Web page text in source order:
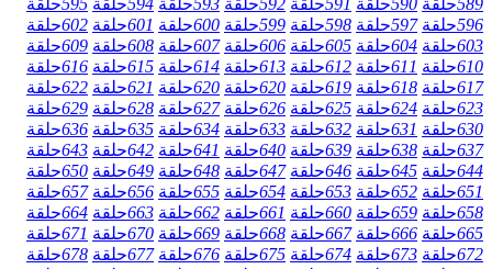
589حلقة 590حلقة 591حلقة 592حلقة 593حلقة 594حلقة 595حلقة
596حلقة 597حلقة 598حلقة 599حلقة 600حلقة 601حلقة 602حلقة
603حلقة 604حلقة 605حلقة 606حلقة 607حلقة 608حلقة 609حلقة
610حلقة 611حلقة 612حلقة 613حلقة 614حلقة 615حلقة 616حلقة
617حلقة 618حلقة 619حلقة 620حلقة 620حلقة 621حلقة 622حلقة
623حلقة 624حلقة 625حلقة 626حلقة 627حلقة 628حلقة 629حلقة
630حلقة 631حلقة 632حلقة 633حلقة 634حلقة 635حلقة 636حلقة
637حلقة 638حلقة 639حلقة 640حلقة 641حلقة 642حلقة 643حلقة
644حلقة 645حلقة 646حلقة 647حلقة 648حلقة 649حلقة 650حلقة
651حلقة 652حلقة 653حلقة 654حلقة 655حلقة 656حلقة 657حلقة
658حلقة 659حلقة 660حلقة 661حلقة 662حلقة 663حلقة 664حلقة
665حلقة 666حلقة 667حلقة 668حلقة 669حلقة 670حلقة 671حلقة
672حلقة 673حلقة 674حلقة 675حلقة 676حلقة 677حلقة 678حلقة